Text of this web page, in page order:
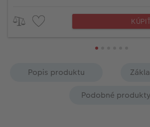
KÚPIŤ
Popis produktu
Podobné produkty